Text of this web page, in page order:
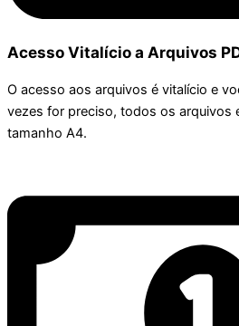
Acesso Vitalício a Arquivos
O acesso aos arquivos é vitalício e
vezes for preciso, todos os arquivos
tamanho A4.